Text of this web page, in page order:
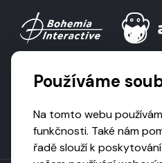
Používáme
Na tomto webu
funkčnosti. Také nám
řadě slouží k